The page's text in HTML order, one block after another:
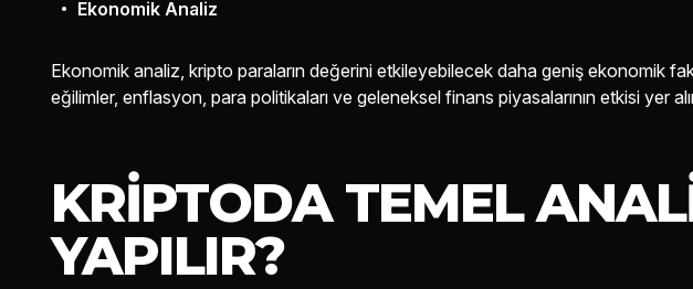
Ekonomik Analiz
Ekonomik analiz, kripto paraların değerini etkileyebilecek daha geniş ekonomik
eğilimler, enflasyon, para politikaları ve geleneksel finans piyasalarının etkisi yer
KRIPTODA TEMEL
YAPILIR?